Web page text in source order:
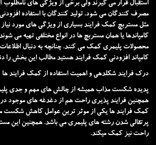
استقبال قرار می گیرند ولی برخی از ویژگی های نامطلوب
مصرف کنندگان می شود. تولید کنندگان با استفاده
مثلمستربچ کمک فرایند بسیاری از ویژگی های مورد نیاز
کامپاندها یا همان مستربچ ها در انواع مختلفی تهیه می
محصولات پلیمری کمک می کنند. چنانچه به دنبال
کامپاند افزودنی کمک فرایند هستید مطالب این بخش را
درک فرایند شکلدهی و اهمیت استفاده از کمک فرایند ها
پدیده شکست مذاب همیشه از چالش های مهم و جدی
همچنین فرایند پذیری راحت هم از دغدغه های موجود
کمک فرایند ها یکی از موثر ترین عوامل کاهش
پرتقالی شدن رشته های پلیمری می باشد. همچنین این
راحت نیز کمک میکند.